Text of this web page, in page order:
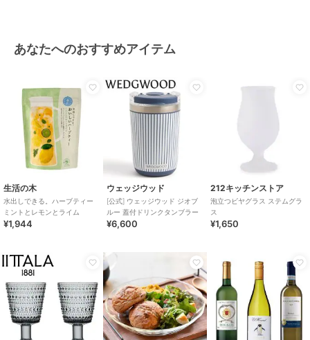
あなたへのおすすめアイテム
生活の木
水出しできる。ハーブティー
ミントとレモンとライム
¥1,944
ウェッジウッド
[公式] ウェッジウッド ジオブ
ルー 蓋付ドリンクタンブラー
¥6,600
212キッチンストア
泡立つビヤグラス ステムグラ
ス
¥1,650